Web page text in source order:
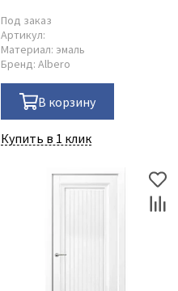
Под заказ
Артикул:
Материал: эмаль
Бренд: Albero
В корзину
Купить в 1 клик